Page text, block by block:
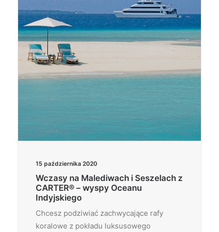
15 października 2020
Wczasy na Malediwach i Seszelach z
CARTER® – wyspy Oceanu
Indyjskiego
Chcesz podziwiać zachwycające rafy
koralowe z pokładu luksusowego